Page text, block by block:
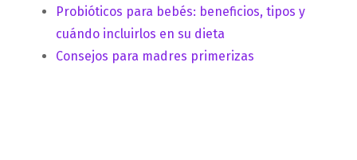
Probióticos para bebés: beneficios, tipos y
cuándo incluirlos en su dieta
Consejos para madres primerizas